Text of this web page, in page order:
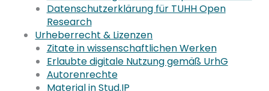
Datenschutzerklärung für TUHH Open
Research
Urheberrecht & Lizenzen
Zitate in wissenschaftlichen Werken
Erlaubte digitale Nutzung gemäß UrhG
Autorenrechte
Material in Stud.IP